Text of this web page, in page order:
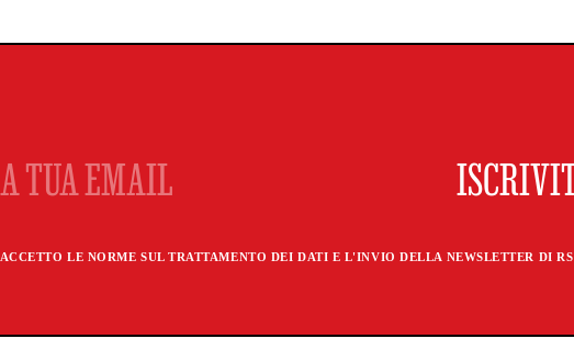
ACCETTO LE NORME SUL TRATTAMENTO DEI DATI E L'INVIO DELLA NEWSLETTER DI RS